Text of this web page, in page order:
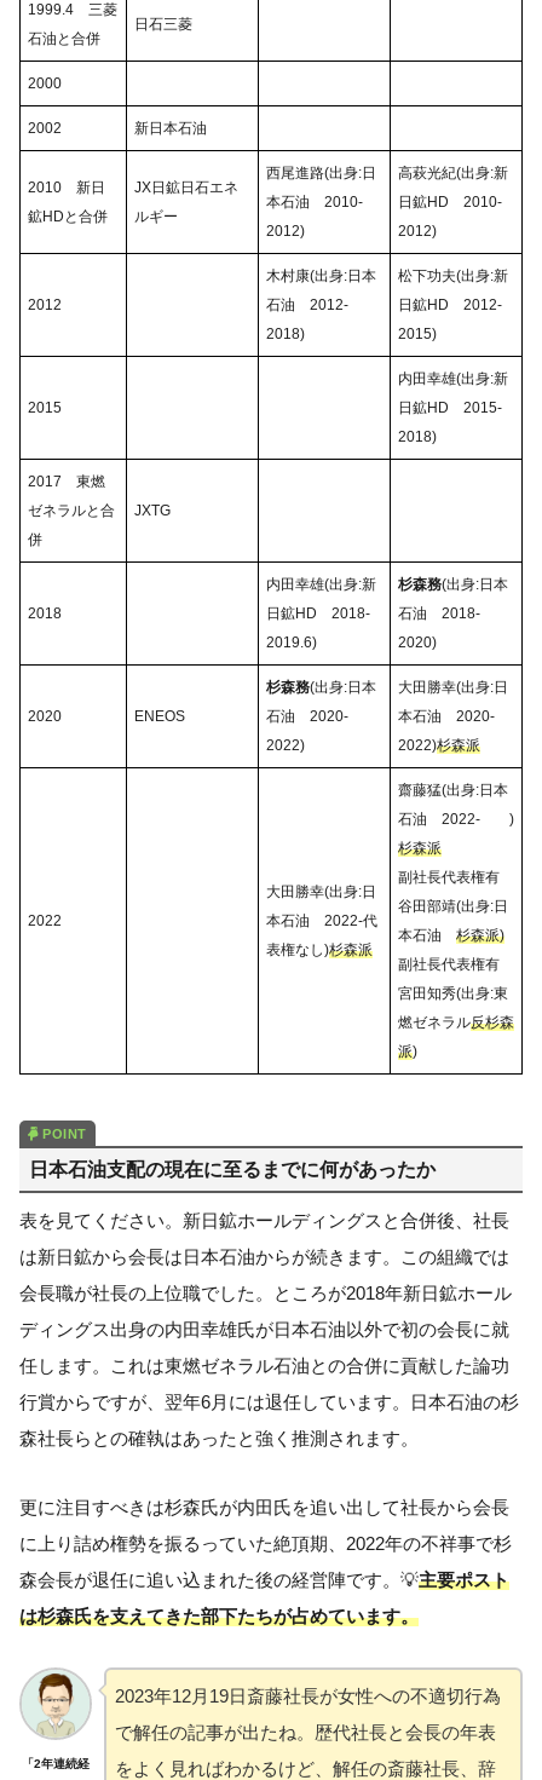
1999.4 三菱
石油と合併
日石三菱
2000
2002 新日本石油
2010 新日
鉱HDと合併
JX日鉱日石エネ
ルギー
西尾進路(出身:日
本石油 2010-
2012)
高萩光紀(出身:新
日鉱HD 2010-
2012)
2012
木村康(出身:日本
石油 2012-
2018)
松下功夫(出身:新
日鉱HD 2012-
2015)
2015
内田幸雄(出身:新
日鉱HD 2015-
2018)
2017 東燃
ゼネラルと合
併
JXTG
2018
内田幸雄(出身:新
日鉱HD 2018-
2019.6)
杉森務(出身:日本
石油 2018-
2020)
2020 ENEOS
杉森務(出身:日本
石油 2020-
2022)
大田勝幸(出身:日
本石油 2020-
2022)杉森派
2022
大田勝幸(出身:日
本石油 2022-代
表権なし)杉森派
齋藤猛(出身:日本
石油 2022- )
杉森派
副社長代表権有
谷田部靖(出身:日
本石油 杉森派)
副社長代表権有
宮田知秀(出身:東
燃ゼネラル反杉森
派)
日本石油支配の現在に至るまでに何があったか
表を見てください。新日鉱ホールディングスと合併後、社長
は新日鉱から会長は日本石油からが続きます。この組織では
会長職が社長の上位職でした。ところが2018年新日鉱ホール
ディングス出身の内田幸雄氏が日本石油以外で初の会長に就
任します。これは東燃ゼネラル石油との合併に貢献した論功
行賞からですが、翌年6月には退任しています。日本石油の杉
森社長らとの確執はあったと強く推測されます。
更に注目すべきは杉森氏が内田氏を追い出して社長から会長
に上り詰め権勢を振るっていた絶頂期、2022年の不祥事で杉
森会長が退任に追い込まれた後の経営陣です。💡主要ポスト
は杉森氏を支えてきた部下たちが占めています。
「2年連続経
2023年12月19日斎藤社長が女性への不適切行為
で解任の記事が出たね。歴代社長と会長の年表
をよく見ればわかるけど、解任の斎藤社長、辞